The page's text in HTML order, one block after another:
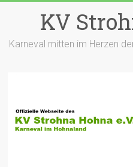
KV
Karneval mitten im Herzen